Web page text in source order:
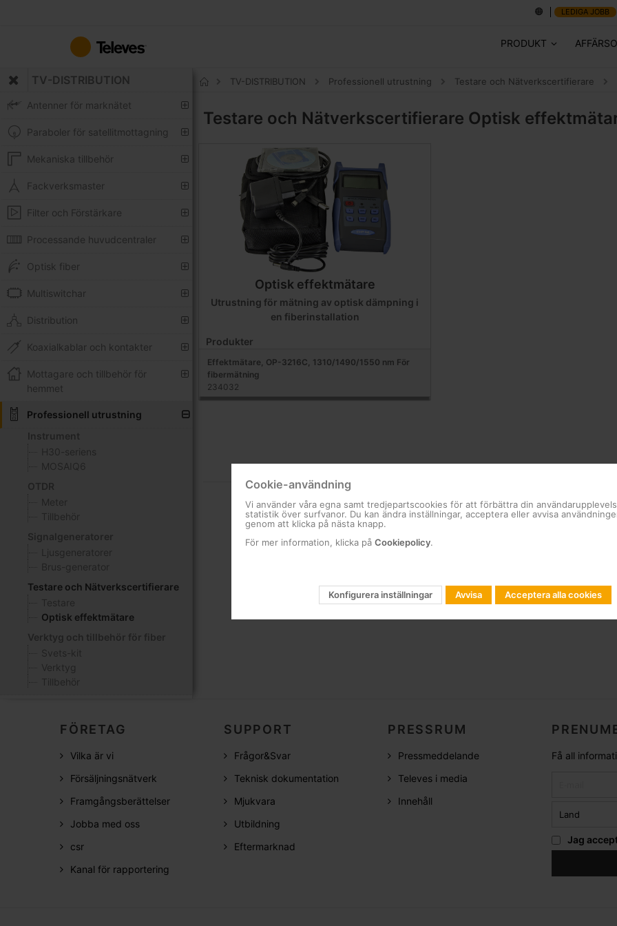
innehållet
LEDIGA JOBB
PRODUKT
TV-DISTRIBUTION
Antenner för marknätet
Paraboler för satellitmottagning
Mekaniska tillbehör
Fackverksmaster
Filter och Förstärkare
Processande huvudcentraler
Optisk fiber
Multiswitchar
Distribution
Koaxialkablar och kontakter
Mottagare och tillbehör för
hemmet
Professionell utrustning
Instrument
H30-seriens
MOSAIQ6
OTDR
Meter
Tillbehör
Signalgeneratorer
Ljusgeneratorer
Brus-generator
Testare och Nätverkscertifierare
Testare
Optisk effektmätare
Verktyg och tillbehör för fiber
Svets-kit
Verktyg
Tillbehör
TV-DISTRIBUTION Professionell utrustning Testare och Nätverkscertifierare
Testare och Nätverkscertifierare Optisk
Optisk effektmätare
Utrustning för mätning av optisk dämpning i
en fiberinstallation
Produkter
Effektmätare, OP-3216C, 1310/1490/1550 nm För
fibermätning
234032
FÖRETAG
Vilka är vi
Försäljningsnätverk
Framgångsberättelser
Jobba med oss
csr
Kanal för rapportering
SUPPORT
Frågor&Svar
Teknisk dokumentation
Mjukvara
Utbildning
Eftermarknad
PRESSRUM
Pressmeddelande
Televes i media
Innehåll
Få all
Jag
Cookie-användning
Vi använder våra egna samt tredjepartscookies för att förbättra din
statistik över surfvanor. Du kan ändra inställningar, acceptera eller avvisa
genom att klicka på nästa knapp.
För mer information, klicka på Cookiepolicy.
Konfigurera inställningar Avvisa Acceptera alla cookies